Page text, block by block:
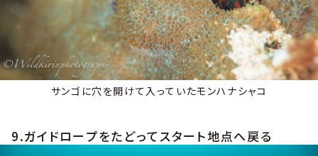
サンゴに穴を開けて入っていたモンハナシャコ
9.ガイドロープをたどってスタート地点へ戻る